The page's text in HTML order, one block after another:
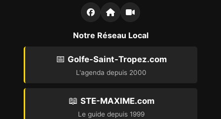
Notre Réseau Local
📅 Golfe-Saint-Tropez.com
L'agenda depuis 2000
📖 STE-MAXIME.com
Le guide depuis 1999